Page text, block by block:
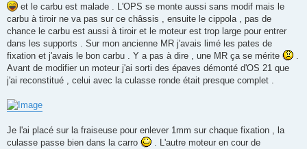
et le carbu est malade . L'OPS se monte aussi sans modif mais le
carbu à tiroir ne va pas sur ce châssis , ensuite le cippola , pas de
chance le carbu est aussi à tiroir et le moteur est trop large pour entrer
dans les supports . Sur mon ancienne MR j'avais limé les pates de
fixation et j'avais le bon carbu . Y a pas à dire , une MR ça se mérite
Avant de modifier un moteur j'ai sorti des épaves démonté d'OS 21 que
j'ai reconstitué , celui avec la culasse ronde était presque complet .
Je l'ai placé sur la fraiseuse pour enlever 1mm sur chaque fixation , la
culasse passe bien dans la carro
. L'autre moteur en cour de